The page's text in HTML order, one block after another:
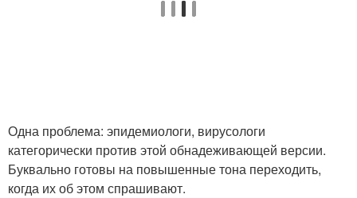
Одна проблема: эпидемиологи, вирусологи
категорически против этой обнадеживающей версии.
Буквально готовы на повышенные тона переходить,
когда их об этом спрашивают.